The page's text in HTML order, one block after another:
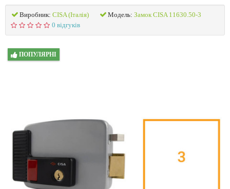
Виробник: CISA (Італія) Модель: Замок CISA 11630.50-3
0 відгуків
ПОПУЛЯРНІ